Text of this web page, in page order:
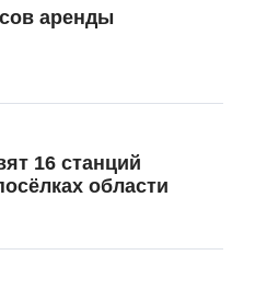
аренды
16 станций
области